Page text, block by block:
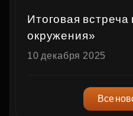
Итоговая
окружения»
10 декабря 2025
Все